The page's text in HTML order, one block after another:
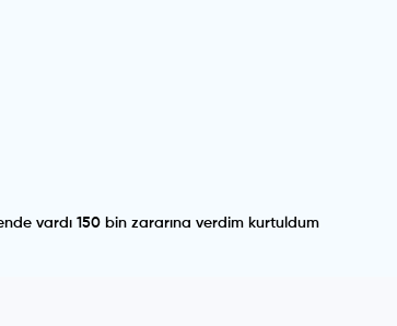
vardı 150 bin zararına verdim kurtuldum